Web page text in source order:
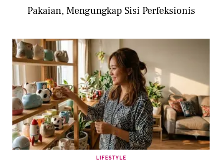
Pakaian, Mengungkap Sisi Perfeksionis
LIFESTYLE